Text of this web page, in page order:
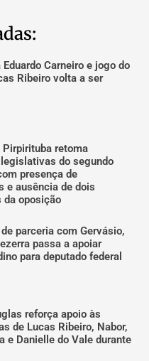
Eduardo Carneiro e jogo do
Ribeiro volta a ser
Pirpirituba retoma
do segundo
presença de
e ausência de dois
da oposição
parceria com Gervásio,
passa a apoiar
para deputado federal
reforça apoio às
de Lucas Ribeiro, Nabor,
e Danielle do Vale durante